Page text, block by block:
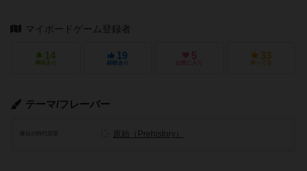
マイボードゲーム登録者
14
興味あり
19
経験あり
5
お気に入り
33
持ってる
テーマ/フレーバー
舞台の時代背景 原始（Prehistory）